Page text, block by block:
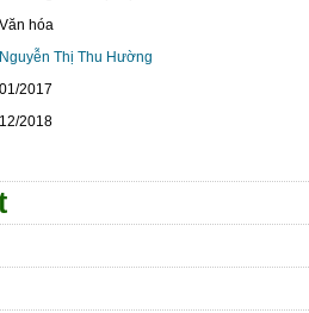
Văn hóa
Nguyễn Thị Thu Hường
01/2017
12/2018